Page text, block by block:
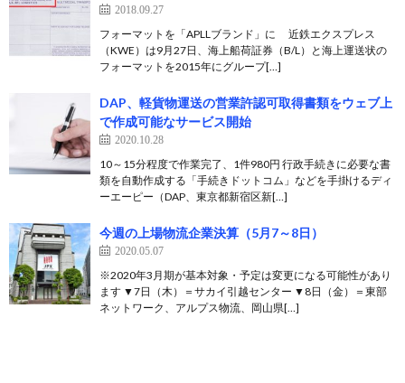
2018.09.27
フォーマットを「APLLブランド」に 近鉄エクスプレス
（KWE）は9月27日、海上船荷証券（B/L）と海上運送状の
フォーマットを2015年にグループ[…]
DAP、軽貨物運送の営業許認可取得書類をウェブ上
で作成可能なサービス開始
2020.10.28
10～15分程度で作業完了、1件980円 行政手続きに必要な書
類を自動作成する「手続きドットコム」などを手掛けるディ
ーエーピー（DAP、東京都新宿区新[…]
今週の上場物流企業決算（5月7～8日）
2020.05.07
※2020年3月期が基本対象・予定は変更になる可能性があり
ます ▼7日（木）＝サカイ引越センター ▼8日（金）＝東部
ネットワーク、アルプス物流、岡山県[…]